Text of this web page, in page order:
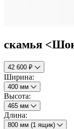
скамья
42 600 ₽
Ширина:
400 мм
Высота:
465 мм
Длина:
800 мм (1 ящик)